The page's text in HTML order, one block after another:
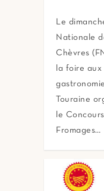
Le
Nationale
Chèvres
la foire
Touraine
le
Fromages…